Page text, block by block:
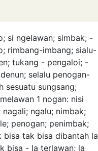
si ngelawan; simbak; -
rimbang-imbang; sialu-
tukang - pengaloi; -
selalu penogan-
sesuatu sungsang;
1 nogan: nisi
ngalu; nimbak;
penogan; penim­bak;
bisa tak bisa dibantah la
bisa - la terlawan; la